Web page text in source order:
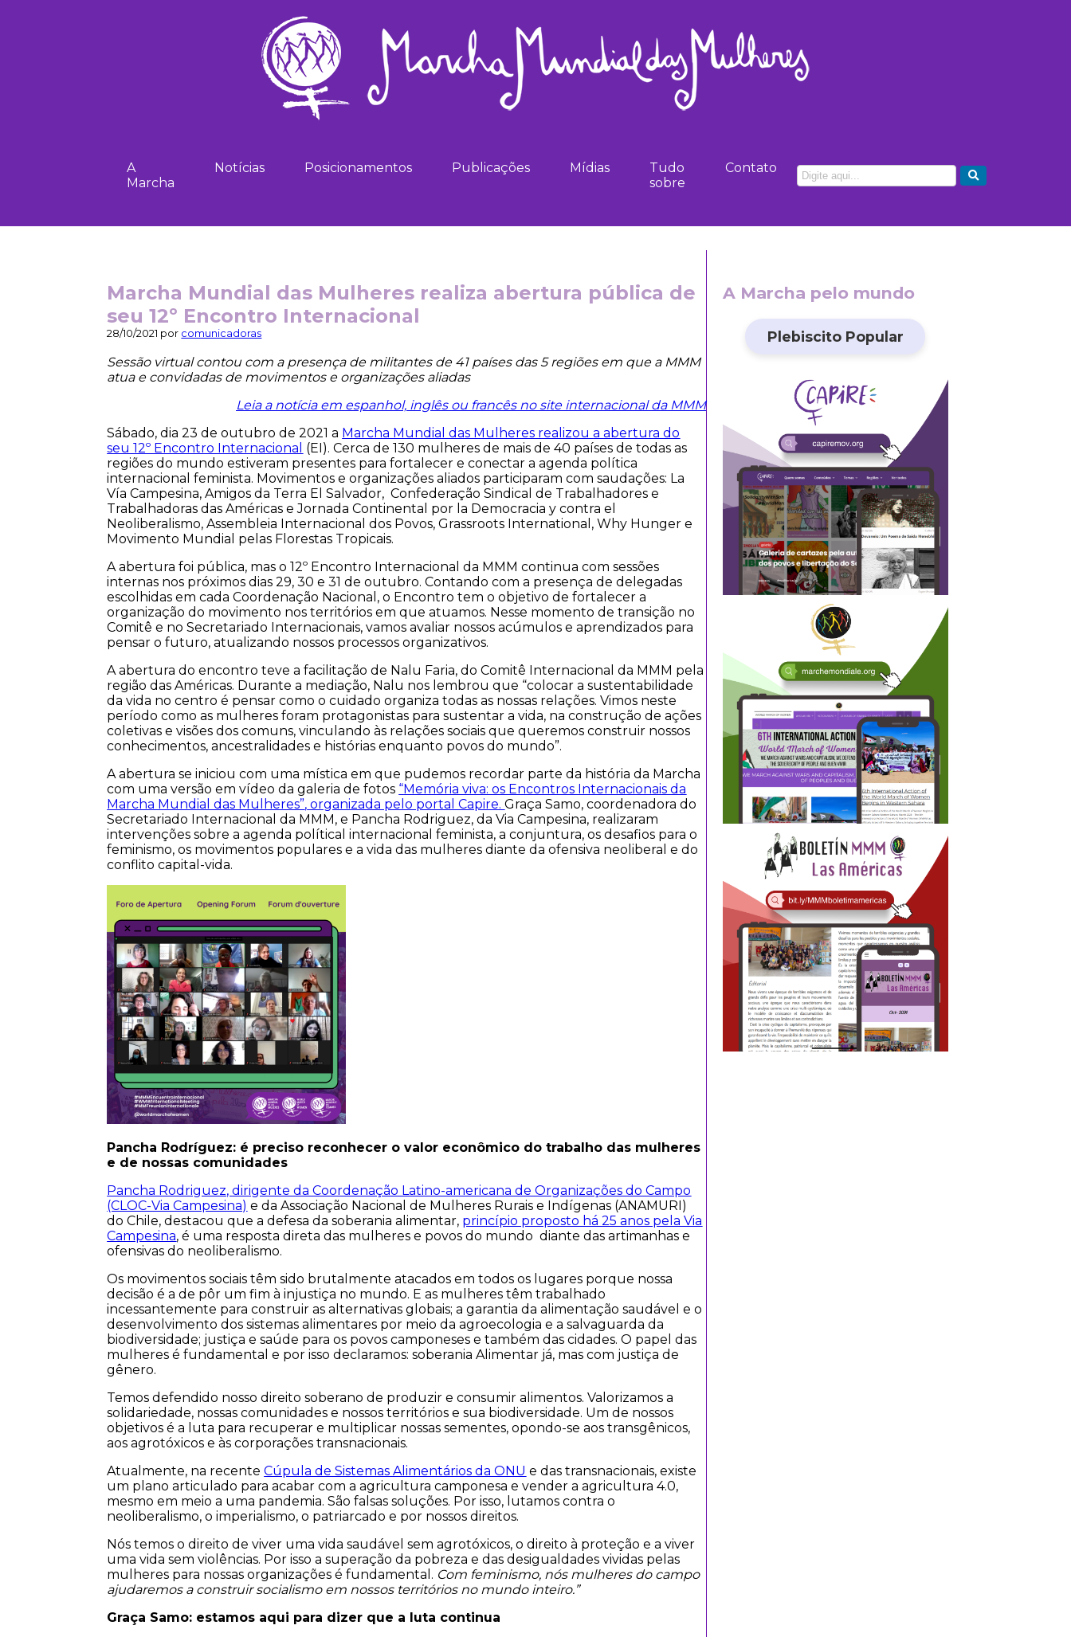
A
Marcha
Notícias Posicionamentos Publicações Mídias
Tudo
sobre
Contato
Marcha Mundial das Mulheres realiza abertura pública de
seu 12º Encontro Internacional
28/10/2021 por comunicadoras
Sessão virtual contou com a presença de militantes de 41 países das 5 regiões em que a MMM
atua e convidadas de movimentos e organizações aliadas
Leia a notícia em espanhol, inglês ou francês no site internacional da MMM
Sábado, dia 23 de outubro de 2021 a Marcha Mundial das Mulheres realizoua abertura do
seu 12º Encontro Internacional (EI). Cerca de 130 mulheres de mais de 40 países de todas as
regiões do mundo estiveram presentes para fortalecer e conectar a agenda política
internacional feminista. Movimentos e organizações aliados participaram com saudações: La
Vía Campesina, Amigos da Terra El Salvador, Confederação Sindical de Trabalhadores e
Trabalhadoras das Américas e Jornada Continental por la Democracia y contra el
Neoliberalismo, Assembleia Internacional dos Povos, Grassroots International, Why Hunger e
Movimento Mundial pelas Florestas Tropicais.
A abertura foi pública, mas o 12º Encontro Internacional da MMM continua com sessões
internas nos próximos dias 29, 30 e 31 de outubro. Contando com a presença de delegadas
escolhidas em cada Coordenação Nacional, o Encontro tem o objetivo de fortalecer a
organização do movimento nos territórios em que atuamos. Nesse momento de transição no
Comitê e no Secretariado Internacionais, vamos avaliar nossos acúmulos e aprendizados para
pensar o futuro, atualizando nossos processos organizativos.
A abertura do encontro teve a facilitação de Nalu Faria, do Comitê Internacional da MMM pela
região das Américas. Durante a mediação, Nalu nos lembrou que “colocar a sustentabilidade
da vida no centro é pensar como o cuidado organiza todas as nossas relações. Vimos neste
período como as mulheres foram protagonistas para sustentar a vida, na construção de ações
coletivas e visões dos comuns, vinculando às relações sociais que queremos construir nossos
conhecimentos, ancestralidades e histórias enquanto povos do mundo”.
A abertura se iniciou com uma mística em que pudemos recordar parte da história da Marcha
com uma versão em vídeo da galeria de fotos “Memória viva: os Encontros Internacionais da
Marcha Mundial das Mulheres”, organizada pelo portal Capire.Graça Samo, coordenadora do
Secretariado Internacional da MMM, e Pancha Rodriguez, da Via Campesina, realizaram
intervenções sobre a agenda polítical internacional feminista, a conjuntura, os desafios para o
feminismo, os movimentos populares e a vida das mulheres diante da ofensiva neoliberal e do
conflito capital-vida.
Pancha Rodríguez: é preciso reconhecer o valor econômico do trabalho das mulheres
e de nossas comunidades
Pancha Rodriguez,dirigente da Coordenação Latino-americana de Organizações do Campo
(CLOC-Via Campesina) e da Associação Nacional de Mulheres Rurais e Indígenas (ANAMURI)
do Chile, destacou que a defesa da soberania alimentar, princípio proposto há 25 anos pela Via
Campesina, é uma resposta direta das mulheres e povos do mundo diante das artimanhas e
ofensivas do neoliberalismo.
Os movimentos sociais têm sido brutalmente atacados em todos os lugares porque nossa
decisão é a de pôr um fim à injustiça no mundo. E as mulheres têm trabalhado
incessantemente para construir as alternativas globais; a garantia da alimentação saudável e o
desenvolvimento dos sistemas alimentares por meio da agroecologia e a salvaguarda da
biodiversidade; justiça e saúde para os povos camponeses e também das cidades. O papel das
mulheres é fundamental e por isso declaramos: soberania Alimentar já, mas com justiça de
gênero.
Temos defendido nosso direito soberano de produzir e consumir alimentos. Valorizamos a
solidariedade, nossas comunidades e nossos territórios e sua biodiversidade. Um de nossos
objetivos é a luta para recuperar e multiplicar nossas sementes, opondo-se aos transgênicos,
aos agrotóxicos e às corporações transnacionais.
Atualmente, na recenteCúpula de Sistemas Alimentários da ONU e das transnacionais, existe
um plano articulado para acabar com a agricultura camponesa e vender a agricultura 4.0,
mesmo em meio a uma pandemia. São falsas soluções. Por isso, lutamos contra o
neoliberalismo, o imperialismo, o patriarcado e por nossos direitos.
Nós temos o direito de viver uma vida saudável sem agrotóxicos, o direito à proteção e a viver
uma vida sem violências. Por isso a superação da pobreza e das desigualdades vividas pelas
mulheres para nossas organizações é fundamental. Com feminismo, nós mulheres do campo
ajudaremos a construir socialismo em nossos territórios no mundo inteiro.”
Graça Samo: estamos aqui para dizer que a luta continua
A Marcha pelo mundo
Plebiscito Popular